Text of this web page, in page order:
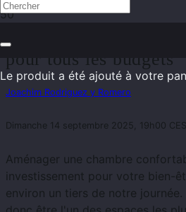
Le produit a été ajouté à votre
pour tous les budgets
Joachim Rodriguez y Romero
Dimanche 14 septembre 2025, 19h00
Aménager une chambre
investissement pour votre bien-
environ un tiers de notre